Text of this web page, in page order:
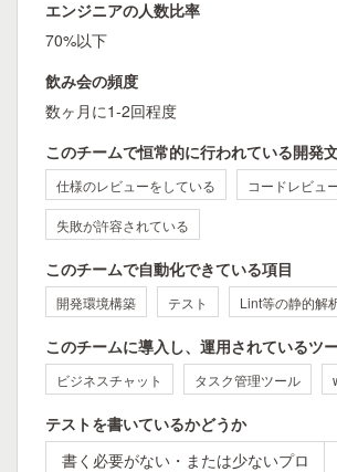
エンジニアの人数比率
70%以下
飲み会の頻度
数ヶ月に1-2回程度
このチームで恒常的に行われている開発
仕様のレビューをしている コードレビュ
失敗が許容されている
このチームで自動化できている項目
開発環境構築 テスト Lint等の静的解
このチームに導入し、運用されているツ
ビジネスチャット タスク管理ツール
テストを書いているかどうか
書く必要がない・または少ないプロ